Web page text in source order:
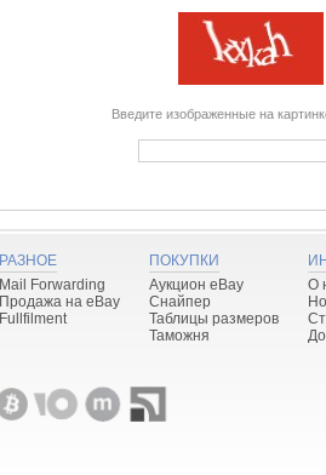
Введите изображенные на
РАЗНОЕ
Mail Forwarding
Продажа на eBay
Fullfilment
ПОКУПКИ
Аукцион eBay
Снайпер
Таблицы размеров
Таможня
О